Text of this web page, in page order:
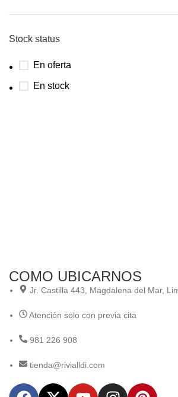
Stock status
En oferta
En stock
COMO UBICARNOS
Jr. Castilla 443, Magdalena del Mar,
Atención solo con previa cita
981 226 908
tienda@rivialldi.com